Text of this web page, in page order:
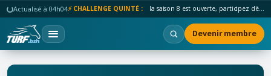
Actualisé à 04h04⚡ CHALLENGE QUINTÉ : la saison 8 est ouverte, participez dès maintenant !
Devenir membre